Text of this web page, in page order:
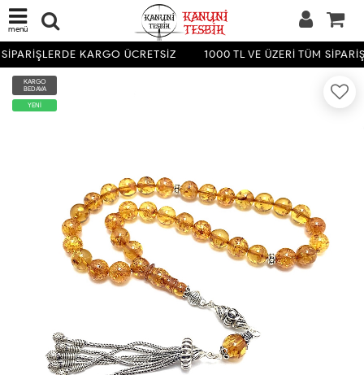
menü
KARGO ÜCRETSİZ 1000 TL VE ÜZERİ TÜM
KARGO
BEDAVA
YENİ